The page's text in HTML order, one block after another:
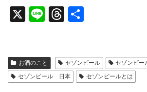
X
Li
T
a
d
お酒のこと セゾンビール
セゾンビ
セゾンビール 日本
セゾンビールとは